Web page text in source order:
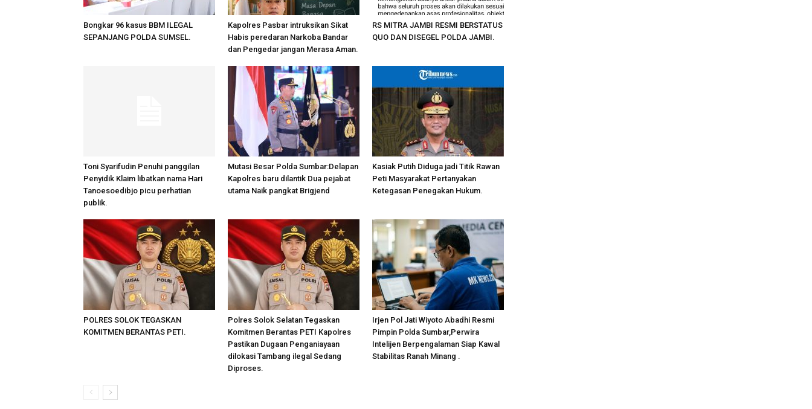
Bongkar 96 kasus BBM ILEGAL
SEPANJANG POLDA SUMSEL.
Kapolres Pasbar intruksikan Sikat
Habis peredaran Narkoba Bandar
dan Pengedar jangan Merasa Aman.
RS MITRA JAMBI RESMI BERSTATUS
QUO DAN DISEGEL POLDA JAMBI.
Toni Syarifudin Penuhi panggilan
Penyidik Klaim libatkan nama Hari
Tanoesoedibjo picu perhatian
publik.
Mutasi Besar Polda Sumbar:Delapan
Kapolres baru dilantik Dua pejabat
utama Naik pangkat Brigjend
Kasiak Putih Diduga jadi Titik Rawan
Peti Masyarakat Pertanyakan
Ketegasan Penegakan Hukum.
POLRES SOLOK TEGASKAN
KOMITMEN BERANTAS PETI.
Polres Solok Selatan Tegaskan
Komitmen Berantas PETI Kapolres
Pastikan Dugaan Penganiayaan
dilokasi Tambang ilegal Sedang
Diproses.
Irjen Pol Jati Wiyoto Abadhi Resmi
Pimpin Polda Sumbar,Perwira
Intelijen Berpengalaman Siap Kawal
Stabilitas Ranah Minang .